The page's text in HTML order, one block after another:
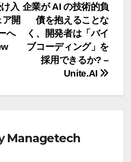
企業が AI の技術的負
債を抱えることな
く、開発者は「バイ
ブコーディング」を
採用できるか? –
Unite.AI
入
開
へ
Managetech